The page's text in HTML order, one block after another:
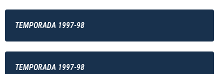
TEMPORADA 1997-98
TEMPORADA 1997-98